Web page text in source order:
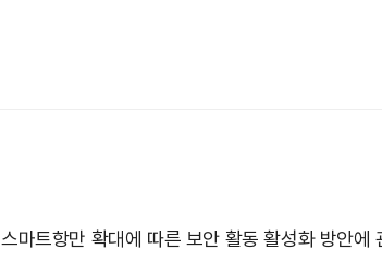
스마트항만 확대에 따른 보안 활동 활성화 방안